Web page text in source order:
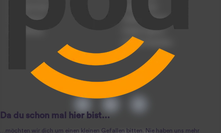
Podcast-Events
Registrierung
Anmeldung
Podcast-Push
Podcast-Werbung
Podcast-Agentur
Podcast-Produktion